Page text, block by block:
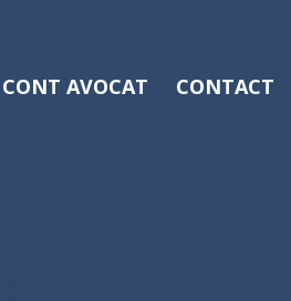
CONT AVOCAT CONTACT